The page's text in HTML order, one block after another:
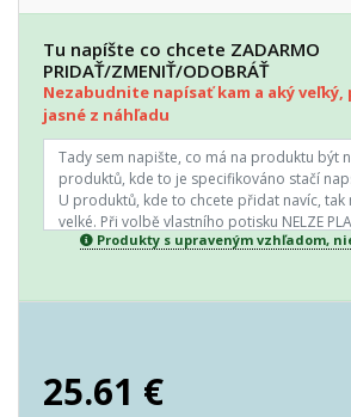
Tu napíšte co chcete ZADARMO
PRIDAŤ/ZMENIŤ/ODOBRÁŤ
Nezabudnite napísať kam a aký
jasné z náhľadu
Produkty s upraveným vzhľadom,
25.61 €